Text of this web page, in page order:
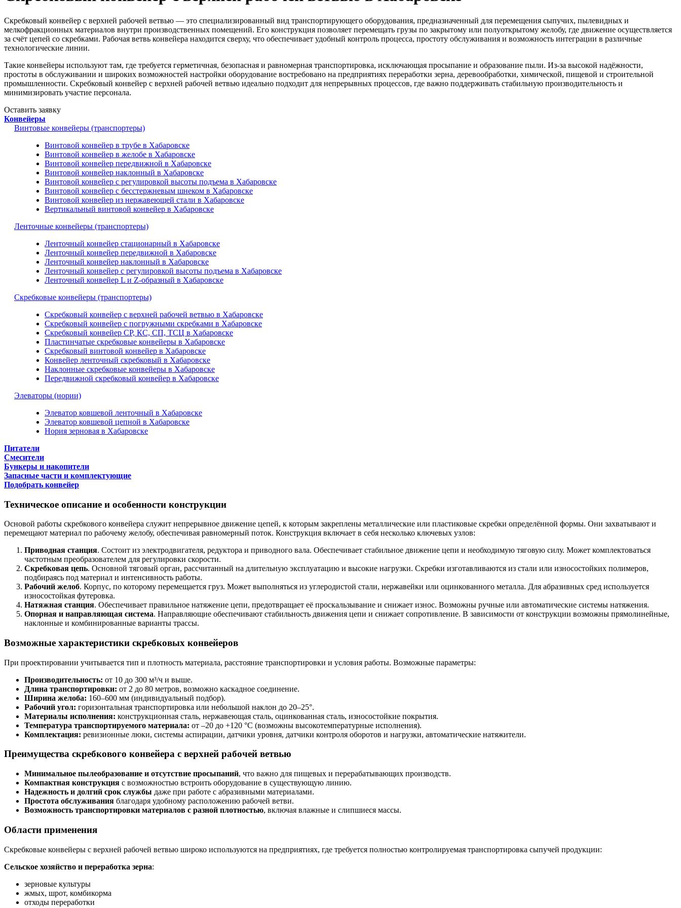
Скребковый конвейер с верхней рабочей ветвью — это специализированный вид транспортирующего оборудования, предназначенный для перемещения сыпучих, пылевидных и
мелкофракционных материалов внутри производственных помещений. Его конструкция позволяет перемещать грузы по закрытому или полуоткрытому желобу, где движение осуществляется
за счёт цепей со скребками. Рабочая ветвь конвейера находится сверху, что обеспечивает удобный контроль процесса, простоту обслуживания и возможность интеграции в различные
технологические линии.
Такие конвейеры используют там, где требуется герметичная, безопасная и равномерная транспортировка, исключающая просыпание и образование пыли. Из-за высокой надёжности,
простоты в обслуживании и широких возможностей настройки оборудование востребовано на предприятиях переработки зерна, деревообработки, химической, пищевой и строительной
промышленности. Скребковый конвейер с верхней рабочей ветвью идеально подходит для непрерывных процессов, где важно поддерживать стабильную производительность и
минимизировать участие персонала.
Оставить заявку
Конвейеры
Винтовые конвейеры (транспортеры)
Винтовой конвейер в трубе в Хабаровске
Винтовой конвейер в желобе в Хабаровске
Винтовой конвейер передвижной в Хабаровске
Винтовой конвейер наклонный в Хабаровске
Винтовой конвейер с регулировкой высоты подъема в Хабаровске
Винтовой конвейер с бесстержневым шнеком в Хабаровске
Винтовой конвейер из нержавеющей стали в Хабаровске
Вертикальный винтовой конвейер в Хабаровске
Ленточные конвейеры (транспортеры)
Ленточный конвейер стационарный в Хабаровске
Ленточный конвейер передвижной в Хабаровске
Ленточный конвейер наклонный в Хабаровске
Ленточный конвейер с регулировкой высоты подъема в Хабаровске
Ленточный конвейер L и Z-образный в Хабаровске
Скребковые конвейеры (транспортеры)
Скребковый конвейер с верхней рабочей ветвью в Хабаровске
Скребковый конвейер с погружными скребками в Хабаровске
Скребковый конвейер СР, КС, СП, ТСЦ в Хабаровске
Пластинчатые скребковые конвейеры в Хабаровске
Скребковый винтовой конвейер в Хабаровске
Конвейер ленточный скребковый в Хабаровске
Наклонные скребковые конвейеры в Хабаровске
Передвижной скребковый конвейер в Хабаровске
Элеваторы (нории)
Элеватор ковшевой ленточный в Хабаровске
Элеватор ковшевой цепной в Хабаровске
Нория зерновая в Хабаровске
Питатели
Смесители
Бункеры и накопители
Запасные части и комплектующие
Подобрать конвейер
Техническое описание и особенности конструкции
Основой работы скребкового конвейера служит непрерывное движение цепей, к которым закреплены металлические или пластиковые скребки определённой формы. Они захватывают и
перемещают материал по рабочему желобу, обеспечивая равномерный поток. Конструкция включает в себя несколько ключевых узлов:
Приводная станция. Состоит из электродвигателя, редуктора и приводного вала. Обеспечивает стабильное движение цепи и необходимую тяговую силу. Может комплектоваться
частотным преобразователем для регулировки скорости.
Скребковая цепь. Основной тяговый орган, рассчитанный на длительную эксплуатацию и высокие нагрузки. Скребки изготавливаются из стали или износостойких полимеров,
подбираясь под материал и интенсивность работы.
Рабочий желоб. Корпус, по которому перемещается груз. Может выполняться из углеродистой стали, нержавейки или оцинкованного металла. Для абразивных сред используется
износостойкая футеровка.
Натяжная станция. Обеспечивает правильное натяжение цепи, предотвращает её проскальзывание и снижает износ. Возможны ручные или автоматические системы натяжения.
Опорная и направляющая система. Направляющие обеспечивают стабильность движения цепи и снижает сопротивление. В зависимости от конструкции возможны прямолинейные,
наклонные и комбинированные варианты трассы.
Возможные характеристики скребковых конвейеров
При проектировании учитывается тип и плотность материала, расстояние транспортировки и условия работы. Возможные параметры:
Производительность: от 10 до 300 м³/ч и выше.
Длина транспортировки: от 2 до 80 метров, возможно каскадное соединение.
Ширина желоба: 160–600 мм (индивидуальный подбор).
Рабочий угол: горизонтальная транспортировка или небольшой наклон до 20–25°.
Материалы исполнения: конструкционная сталь, нержавеющая сталь, оцинкованная сталь, износостойкие покрытия.
Температура транспортируемого материала: от –20 до +120 °C (возможны высокотемпературные исполнения).
Комплектация: ревизионные люки, системы аспирации, датчики уровня, датчики контроля оборотов и нагрузки, автоматические натяжители.
Преимущества скребкового конвейера с верхней рабочей ветвью
Минимальное пылеобразование и отсутствие просыпаний, что важно для пищевых и перерабатывающих производств.
Компактная конструкция с возможностью встроить оборудование в существующую линию.
Надежность и долгий срок службы даже при работе с абразивными материалами.
Простота обслуживания благодаря удобному расположению рабочей ветви.
Возможность транспортировки материалов с разной плотностью, включая влажные и слипшиеся массы.
Области применения
Скребковые конвейеры с верхней рабочей ветвью широко используются на предприятиях, где требуется полностью контролируемая транспортировка сыпучей продукции:
Сельское хозяйство и переработка зерна:
зерновые культуры
жмых, шрот, комбикорма
отходы переработки